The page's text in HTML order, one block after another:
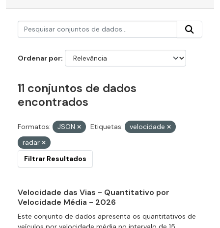
Ordenar por
11 conjuntos de dados
encontrados
Formatos: JSON Etiquetas:
velocidade
radar
Filtrar Resultados
Velocidade das Vias - Quantitativo por
Velocidade Média - 2026
Este conjunto de dados apresenta os quantitativos de